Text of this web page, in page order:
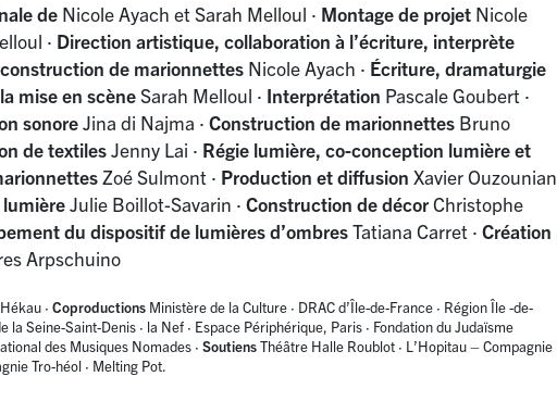
deNicole Ayach et Sarah Melloul · Montage de projet Nicole
· Direction artistique, collaboration à l’écriture, interprète
de marionnettesNicole Ayach · Écriture, dramaturgie
mise en scèneSarah Melloul · Interprétation Pascale Goubert ·
sonoreJina di Najma · Construction de marionnettesBruno
de textilesJenny Lai · Régie lumière, co-conception lumière et
Zoé Sulmont · Production et diffusion Xavier Ouzounian
Julie Boillot-Savarin · Construction de décorChristophe
du dispositif de lumières d’ombresTatiana Carret · Création
Arpschuino
· CoproductionsMinistère de la Culture · DRAC d’Île-de-France · Région Île -de-
la Seine-Saint-Denis · la Nef · Espace Périphérique, Paris · Fondation du Judaïsme
des Musiques Nomades · SoutiensThéâtre Halle Roublot · L’Hopitau – Compagnie
Tro-héol · Melting Pot.